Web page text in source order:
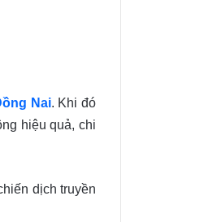
Nai. Khi đó
hiệu quả, chi
dịch truyền